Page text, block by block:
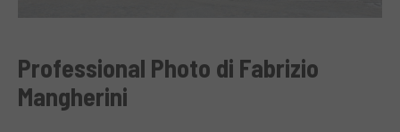
Professional Photo di Fabrizio
Mangherini